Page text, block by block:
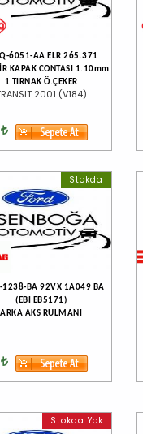
6051-AA ELR 265.371
KAPAK CONTASI 1.10mm
1 TIRNAK Ö.ÇEKER
2001 (V184)
Stokda
1238-BA 92VX 1A049 BA
(EBI EB5171)
ARKA AKS RULMANI
Stokda Yok